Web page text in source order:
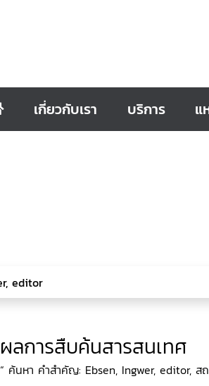
เกี่ยวกับเรา บริการ แ
ผลการสืบค้นสารสนเทศ
“ ค้นหา คำสำคัญ: Ebsen, Ingwer, editor,